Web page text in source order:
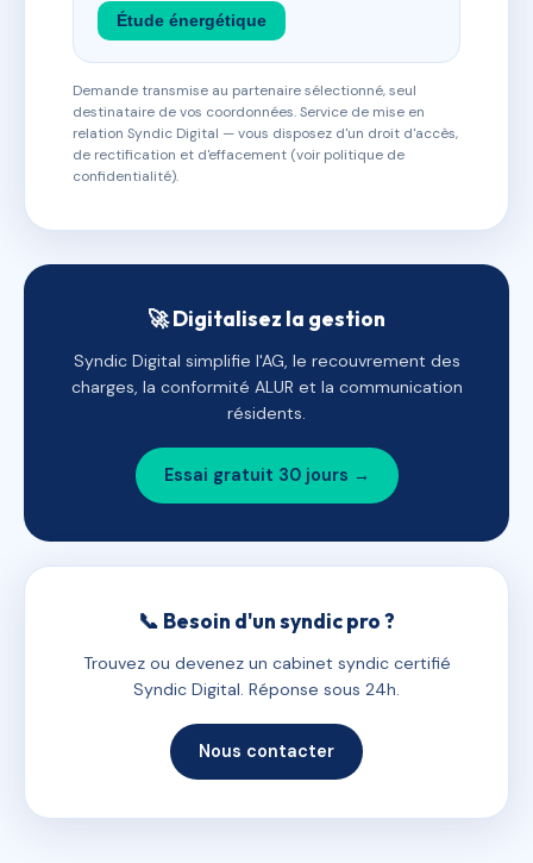
Étude énergétique
Demande transmise au partenaire sélectionné, seul
destinataire de vos coordonnées. Service de mise en
relation Syndic Digital — vous disposez d'un droit d'accès,
de rectification et d'effacement (voir politique de
confidentialité).
🚀 Digitalisez la gestion
Syndic Digital simplifie l'AG, le recouvrement des
charges, la conformité ALUR et la communication
résidents.
Essai gratuit 30 jours →
📞 Besoin d'un syndic pro ?
Trouvez ou devenez un cabinet syndic certifié
Syndic Digital. Réponse sous 24h.
Nous contacter